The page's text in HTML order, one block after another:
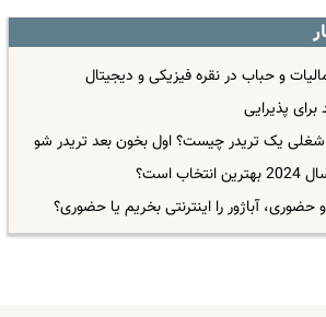
و حباب در نقره فیزیکی و دیجیتال
برای پذیرایی
یک تریدر چیست؟ اول بخون بعد تریدر شو
است؟
حضوری، آباژور را اینترنتی بخریم یا حضوری؟